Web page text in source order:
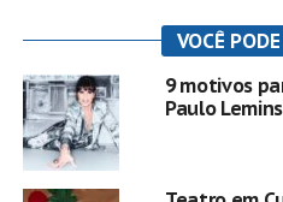
VOCÊ
9 motivos
Paulo